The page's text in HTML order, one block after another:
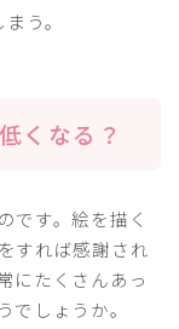
う。
くなる？
です。絵を描く
すれば感謝され
にたくさんあっ
しょうか。